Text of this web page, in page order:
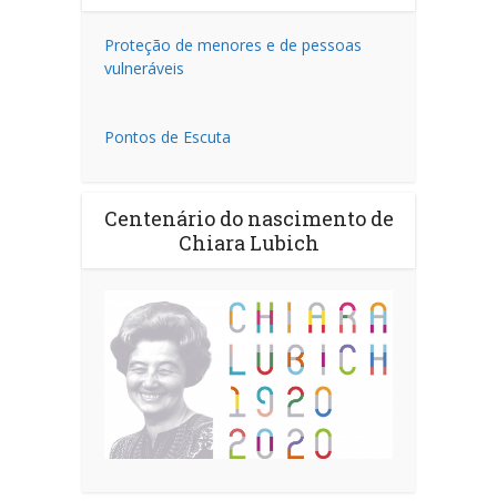
Proteção de menores e de pessoas
vulneráveis
Pontos de Escuta
Centenário do nascimento de
Chiara Lubich